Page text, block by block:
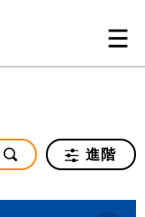
進階